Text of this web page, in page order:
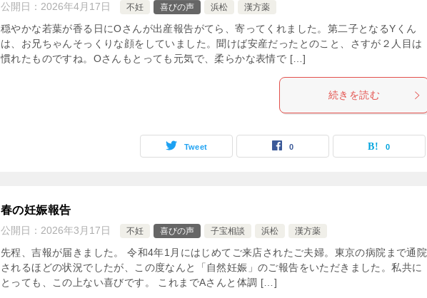
公開日： 2026年4月17日 不妊 喜びの声 浜松 漢方薬
穏やかな若葉が香る日にOさんが出産報告がてら、寄ってくれました。第二子となるYくん
は、お兄ちゃんそっくりな顔をしていました。聞けば安産だったとのこと、さすが２人目は
慣れたものですね。Oさんもとっても元気で、柔らかな表情で […]
続きを読む
Tweet 0 0
春の妊娠報告
公開日： 2026年3月17日 不妊 喜びの声 子宝相談 浜松 漢方薬
先程、吉報が届きました。 令和4年1月にはじめてご来店されたご夫婦。東京の病院まで通院
されるほどの状況でしたが、この度なんと「自然妊娠」のご報告をいただきました。私共に
とっても、この上ない喜びです。 これまでAさんと体調 […]